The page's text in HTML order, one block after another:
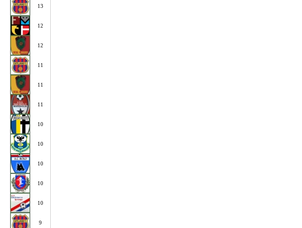
13
12
12
11
11
11
10
10
10
10
10
9